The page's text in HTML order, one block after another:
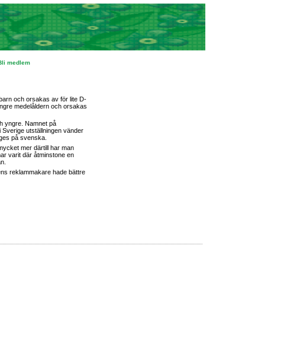
medlem
och orsakas av för lite D-
medelåldern och orsakas
yngre. Namnet på
utställningen vänder
på svenska.
mer därtill har man
varit där åtminstone en
reklammakare hade bättre